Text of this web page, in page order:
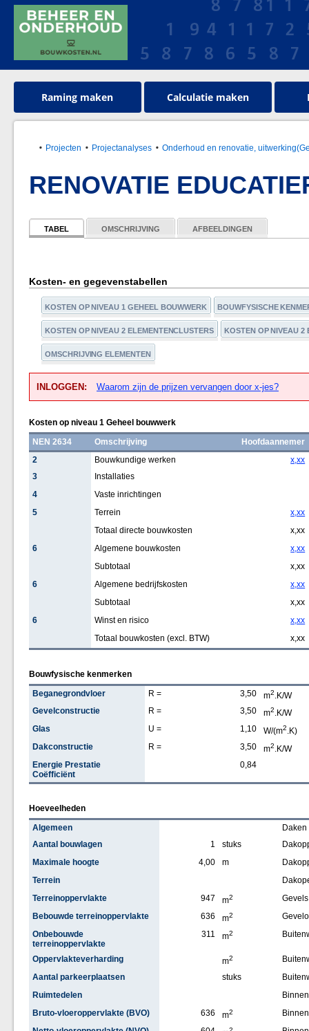
Raming maken Calculatie maken
Projecten Projectanalyses Onderhoud en renovatie,
RENOVATIE
TABEL OMSCHRIJVING AFBEELDINGEN
Kosten- en gegevenstabellen
KOSTEN OP NIVEAU 1 GEHEEL BOUWWERK BOUWFYSISCHE
KOSTEN OP NIVEAU 2 ELEMENTENCLUSTERS KOSTEN OP NIVEAU 2
OMSCHRIJVING ELEMENTEN
INLOGGEN: Waarom zijn de prijzen vervangen door x-jes?
Kosten op niveau 1 Geheel bouwwerk
NEN 2634
Omschrijving
Hoofdaannemer
2
Bouwkundige werken
x,xx
3
Installaties
4
Vaste inrichtingen
5
Terrein
x,xx
Totaal directe bouwkosten
x,xx
6
Algemene bouwkosten
x,xx
Subtotaal
x,xx
6
Algemene bedrijfskosten
x,xx
Subtotaal
x,xx
6
Winst en risico
x,xx
Totaal bouwkosten (excl. BTW)
x,xx
Bouwfysische kenmerken
Beganegrondvloer
R = 3,50 m2.K/W
Gevelconstructie
R = 3,50 m2.K/W
Glas
U = 1,10 W/(m2.K)
Dakconstructie
R = 3,50 m2.K/W
Energie Prestatie
Coëfficiënt
0,84
Hoeveelheden
Algemeen
Daken
Aantal bouwlagen
1 stuks
Maximale hoogte
4,00 m
Terrein
Terreinoppervlakte
947 m2
Gevels
Bebouwde terreinoppervlakte
636 m2
Onbebouwde
terreinoppervlakte
311 m2
Oppervlakteverharding m2
Aantal parkeerplaatsen
stuks
Ruimtedelen
Bruto-vloeroppervlakte (BVO)
636 m2